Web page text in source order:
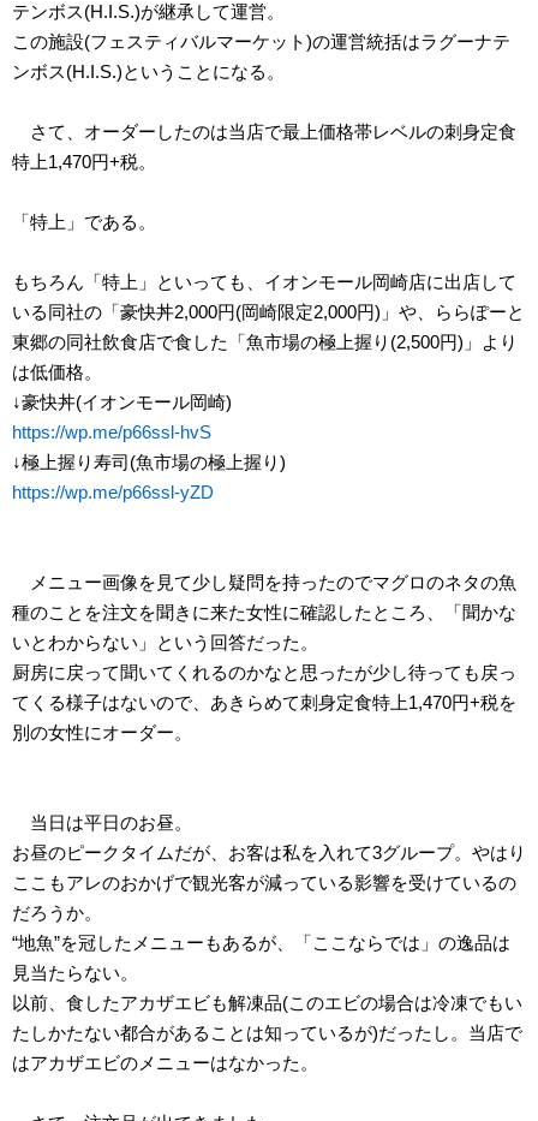
テンボス(H.I.S.)が継承して運営。
この施設(フェスティバルマーケット)の運営統括はラグーナテ
ンボス(H.I.S.)ということになる。
さて、オーダーしたのは当店で最上価格帯レベルの刺身定食
特上1,470円+税。
「特上」である。
もちろん「特上」といっても、イオンモール岡崎店に出店して
いる同社の「豪快丼2,000円(岡崎限定2,000円)」や、ららぽーと
東郷の同社飲食店で食した「魚市場の極上握り(2,500円)」より
は低価格。
↓豪快丼(イオンモール岡崎)
https://wp.me/p66ssl-hvS
↓極上握り寿司(魚市場の極上握り)
https://wp.me/p66ssl-yZD
メニュー画像を見て少し疑問を持ったのでマグロのネタの魚
種のことを注文を聞きに来た女性に確認したところ、「聞かな
いとわからない」という回答だった。
厨房に戻って聞いてくれるのかなと思ったが少し待っても戻っ
てくる様子はないので、あきらめて刺身定食特上1,470円+税を
別の女性にオーダー。
当日は平日のお昼。
お昼のピークタイムだが、お客は私を入れて3グループ。やはり
ここもアレのおかげで観光客が減っている影響を受けているの
だろうか。
“地魚”を冠したメニューもあるが、「ここならでは」の逸品は
見当たらない。
以前、食したアカザエビも解凍品(このエビの場合は冷凍でもい
たしかたない都合があることは知っているが)だったし。当店で
はアカザエビのメニューはなかった。